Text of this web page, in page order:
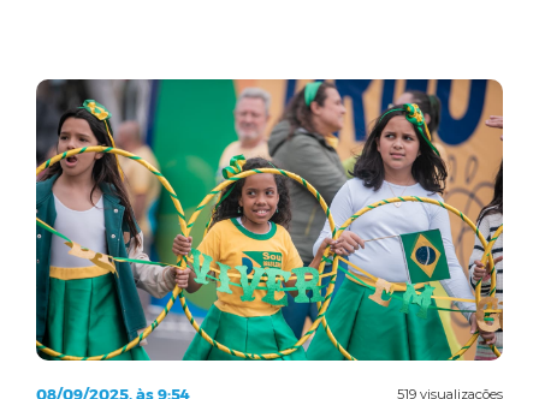
519 visualizações
08/09/2025, às 9:54